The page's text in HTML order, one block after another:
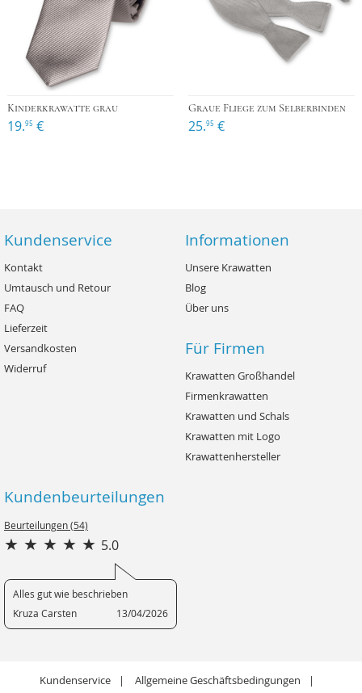
Kinderkrawatte grau
19.95 €
Graue Fliege zum Selberbinden
25.95 €
Kundenservice
Kontakt
Umtausch und Retour
FAQ
Lieferzeit
Versandkosten
Widerruf
Informationen
Unsere Krawatten
Blog
Über uns
Für Firmen
Krawatten Großhandel
Firmenkrawatten
Krawatten und Schals
Krawatten mit Logo
Krawattenhersteller
Kundenbeurteilungen
Beurteilungen (54)
5.0
Alles gut wie beschrieben
Kruza Carsten
13/04/2026
Kundenservice Allgemeine Geschäftsbedingungen